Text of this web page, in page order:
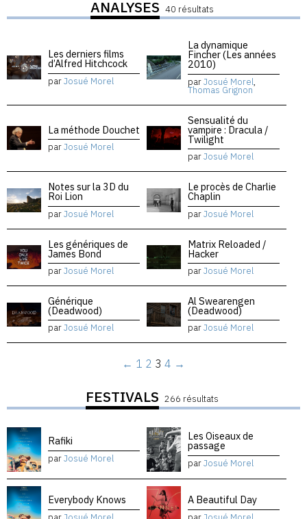
ANALYSES 40 résultats
Les derniers films
d’Alfred Hitchcock
parJosué Morel
La dynamique
Fincher (Les années
2010)
parJosué Morel,
Thomas Grignon
La méthode Douchet
parJosué Morel
Sensualité du
vampire : Dracula /
Twilight
parJosué Morel
Notes sur la 3D du
Roi Lion
parJosué Morel
Le procès de Charlie
Chaplin
parJosué Morel
Les génériques de
James Bond
parJosué Morel
Matrix Reloaded /
Hacker
parJosué Morel
Générique
(Deadwood)
parJosué Morel
Al Swearengen
(Deadwood)
parJosué Morel
← 1 2 3 4 →
FESTIVALS 266 résultats
Rafiki
parJosué Morel
Les Oiseaux de
passage
parJosué Morel
Everybody Knows A Beautiful Day